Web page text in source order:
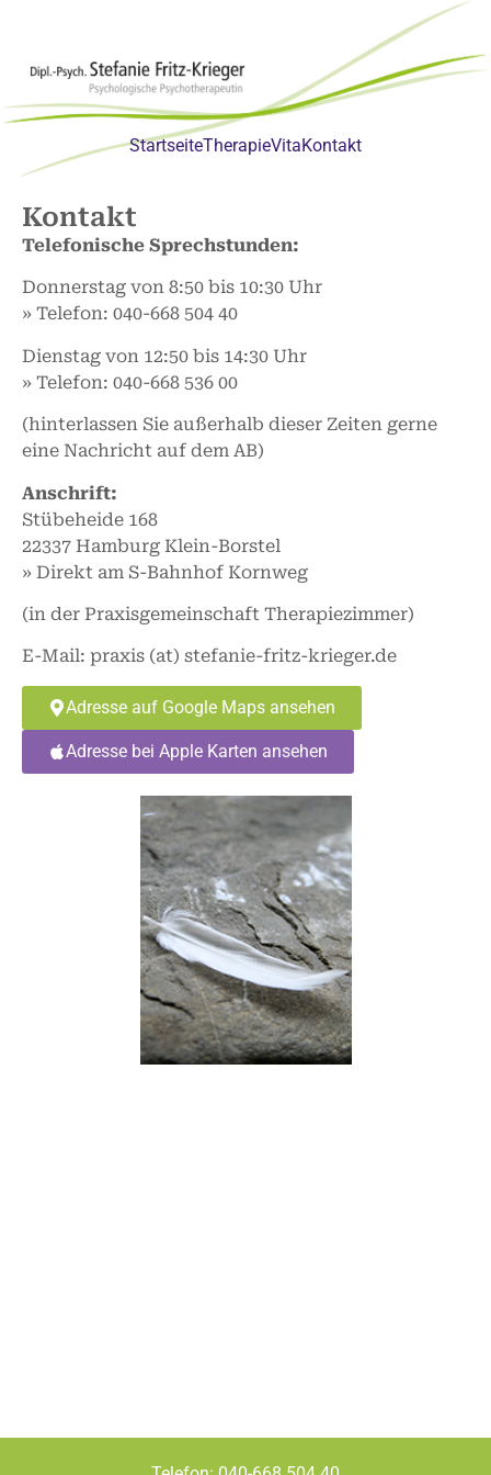
Kontakt
Vita
Therapie
Startseite
Kontakt
Telefonische Sprechstunden:
Donnerstag von 8:50 bis 10:30 Uhr
» Telefon: 040-668 504 40
Dienstag von 12:50 bis 14:30 Uhr
» Telefon: 040-668 536 00
(hinterlassen Sie außerhalb dieser Zeiten gerne
eine Nachricht auf dem AB)
Anschrift:
Stübeheide 168
22337 Hamburg Klein-Borstel
» Direkt am S-Bahnhof Kornweg
(in der Praxisgemeinschaft Therapiezimmer)
E-Mail: praxis (at) stefanie-fritz-krieger.de
Adresse auf Google Maps ansehen
Adresse bei Apple Karten ansehen